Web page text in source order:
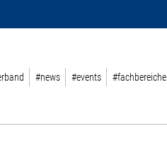
#news #events #fachbereiche